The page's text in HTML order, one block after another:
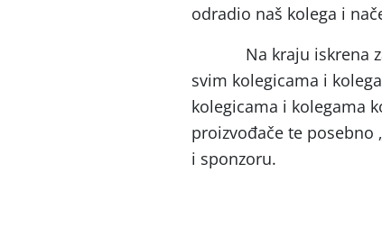
odradio naš kolega i
Na kraju iskrena
svim kolegicama i
kolegicama i kolegama
proizvođače te posebno
i sponzoru.